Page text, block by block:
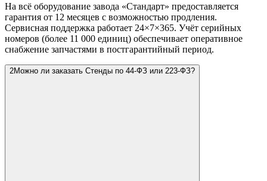
На всё оборудование завода «Стандарт» предоставляется
гарантия от 12 месяцев с возможностью продления.
Сервисная поддержка работает 24×7×365. Учёт серийных
номеров (более 11 000 единиц) обеспечивает оперативное
снабжение запчастями в постгарантийный период.
2Можно ли заказать Стенды по 44-ФЗ или 223-ФЗ?